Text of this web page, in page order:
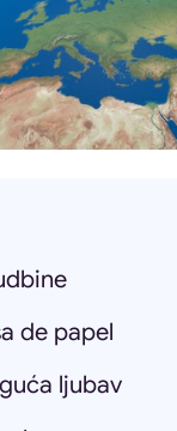
de papel
ljubav